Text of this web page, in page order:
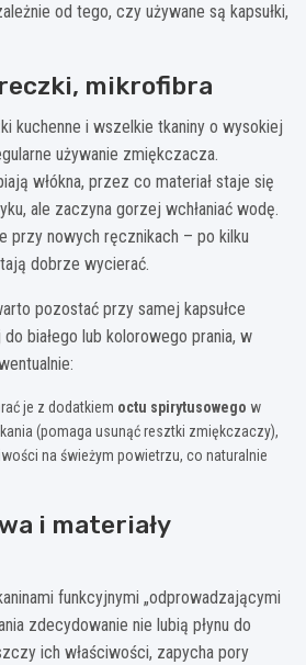
od tego, czy używane są kapsułki,
mikrofibra
kuchenne i wszelkie tkaniny o wysokiej
używanie zmiękczacza.
włókna, przez co materiał staje się
ale zaczyna gorzej wchłaniać wodę.
przy nowych ręcznikach – po kilku
dobrze wycierać.
pozostać przy samej kapsułce
białego lub kolorowego prania, w
je z dodatkiem octu spirytusowego w
(pomaga usunąć resztki zmiękczaczy),
na świeżym powietrzu, co naturalnie
i materiały
funkcyjnymi „odprowadzającymi
zdecydowanie nie lubią płynu do
ich właściwości, zapycha pory